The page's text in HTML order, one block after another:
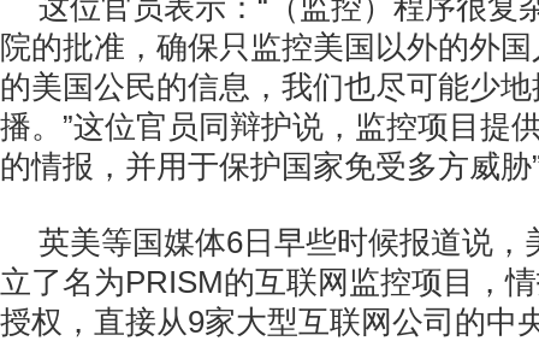
这位官员表示：“（监控）程序很复
院的批准，确保只监控美国以外的外
的美国公民的信息，我们也尽可能少
播。”这位官员同辩护说，监控项目提
的情报，并用于保护国家免受多方威胁
英美等国媒体6日早些时候报道说，
立了名为PRISM的互联网监控项目，
授权，直接从9家大型互联网公司的中